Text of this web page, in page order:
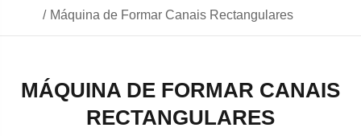
Máquina de Formar Canais Rectangulares
MÁQUINA DE FORMAR CANAIS
RECTANGULARES